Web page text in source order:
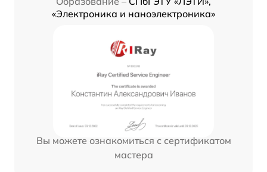
«Электроника и наноэлектроника»
Вы можете ознакомиться с сертификатом
мастера